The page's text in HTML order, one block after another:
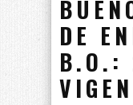
DE
B.O.: